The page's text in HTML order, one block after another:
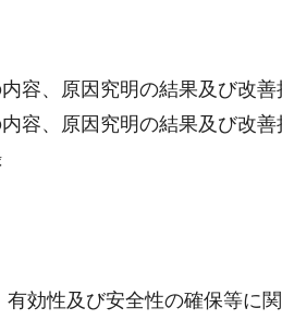
容、原因究明の結果及び改善
容、原因究明の結果及び改善
有効性及び安全性の確保等に